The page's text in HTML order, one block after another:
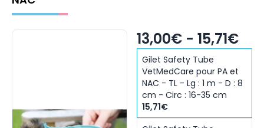
13,00€ - 15,71€
Gilet Safety Tube
VetMedCare pour PA et
NAC - TL - Lg : 1 m - D : 8
cm - Circ : 16-35 cm
15,71€